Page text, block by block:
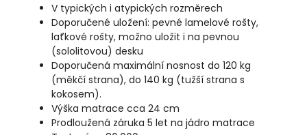
V typických i atypických rozměrech
Doporučené uložení: pevné lamelové rošty,
laťkové rošty, možno uložit i na pevnou
(sololitovou) desku
Doporučená maximální nosnost do 120 kg
(měkčí strana), do 140 kg (tužší strana s
kokosem).
Výška matrace cca 24 cm
Prodloužená záruka 5 let na jádro matrace